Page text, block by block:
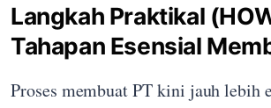
Langkah Praktikal
Tahapan Esensial
Proses membuat PT kini jauh lebih